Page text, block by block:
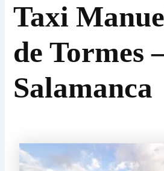
Taxi
de Tormes
Salamanca